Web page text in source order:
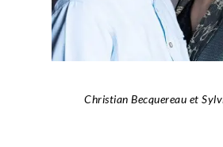
Christian Becquereau et